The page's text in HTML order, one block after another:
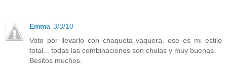
Emma 3/3/10
Voto por llevarlo con chaqueta vaquera, ese es mi estilo
total... todas las combinaciones son chulas y muy buenas.
Besitos muchos.